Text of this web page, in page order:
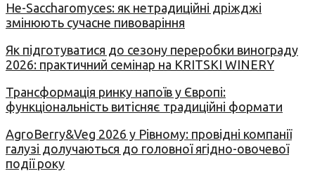
Не-Saccharomyces: як нетрадиційні дріжджі
змінюють сучасне пивоваріння
Як підготуватися до сезону переробки винограду
2026: практичний семінар на KRITSKI WINERY
Трансформація ринку напоїв у Європі:
функціональність витісняє традиційні формати
AgroBerry&Veg 2026 у Рівному: провідні компанії
галузі долучаються до головної ягідно-овочевої
події року